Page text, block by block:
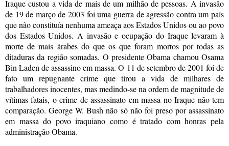
Iraque custou a vida de mais de um milhão de pessoas. A invasão
de 19 de março de 2003 foi uma guerra de agressão contra um país
que não constituía nenhuma ameaça aos Estados Unidos ou ao povo
dos Estados Unidos. A invasão e ocupação do Iraque levaram à
morte de mais árabes do que os que foram mortos por todas as
ditaduras da região somadas. O presidente Obama chamou Osama
Bin Laden de assassino em massa. O 11 de setembro de 2001 foi de
fato um repugnante crime que tirou a vida de milhares de
trabalhadores inocentes, mas medindo-se na ordem de magnitude de
vítimas fatais, o crime de assassinato em massa no Iraque não tem
comparação. George W. Bush não só não foi preso por assassinato
em massa do povo iraquiano como é tratado com honras pela
administração Obama.